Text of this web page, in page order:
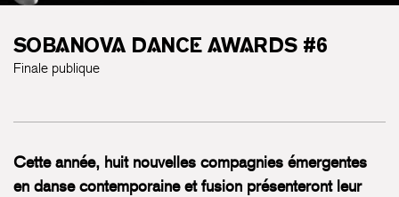
SOBANOVA DANCE AWARDS #6
Finale publique
Cette année, huit nouvelles compagnies émergentes
en danse contemporaine et fusion présenteront leur